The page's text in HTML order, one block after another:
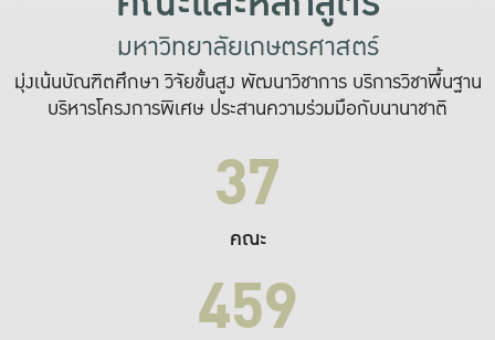
มหาวิทยาลัยเกษตรศาสตร์
มุ่งเน้นบัณฑิตศึกษา วิจัยขั้นสูง พัฒนาวิชาการ บริการวิชาพื้นฐาน
บริหารโครงการพิเศษ ประสานความร่วมมือกับนานาชาติ
37
คณะ
459